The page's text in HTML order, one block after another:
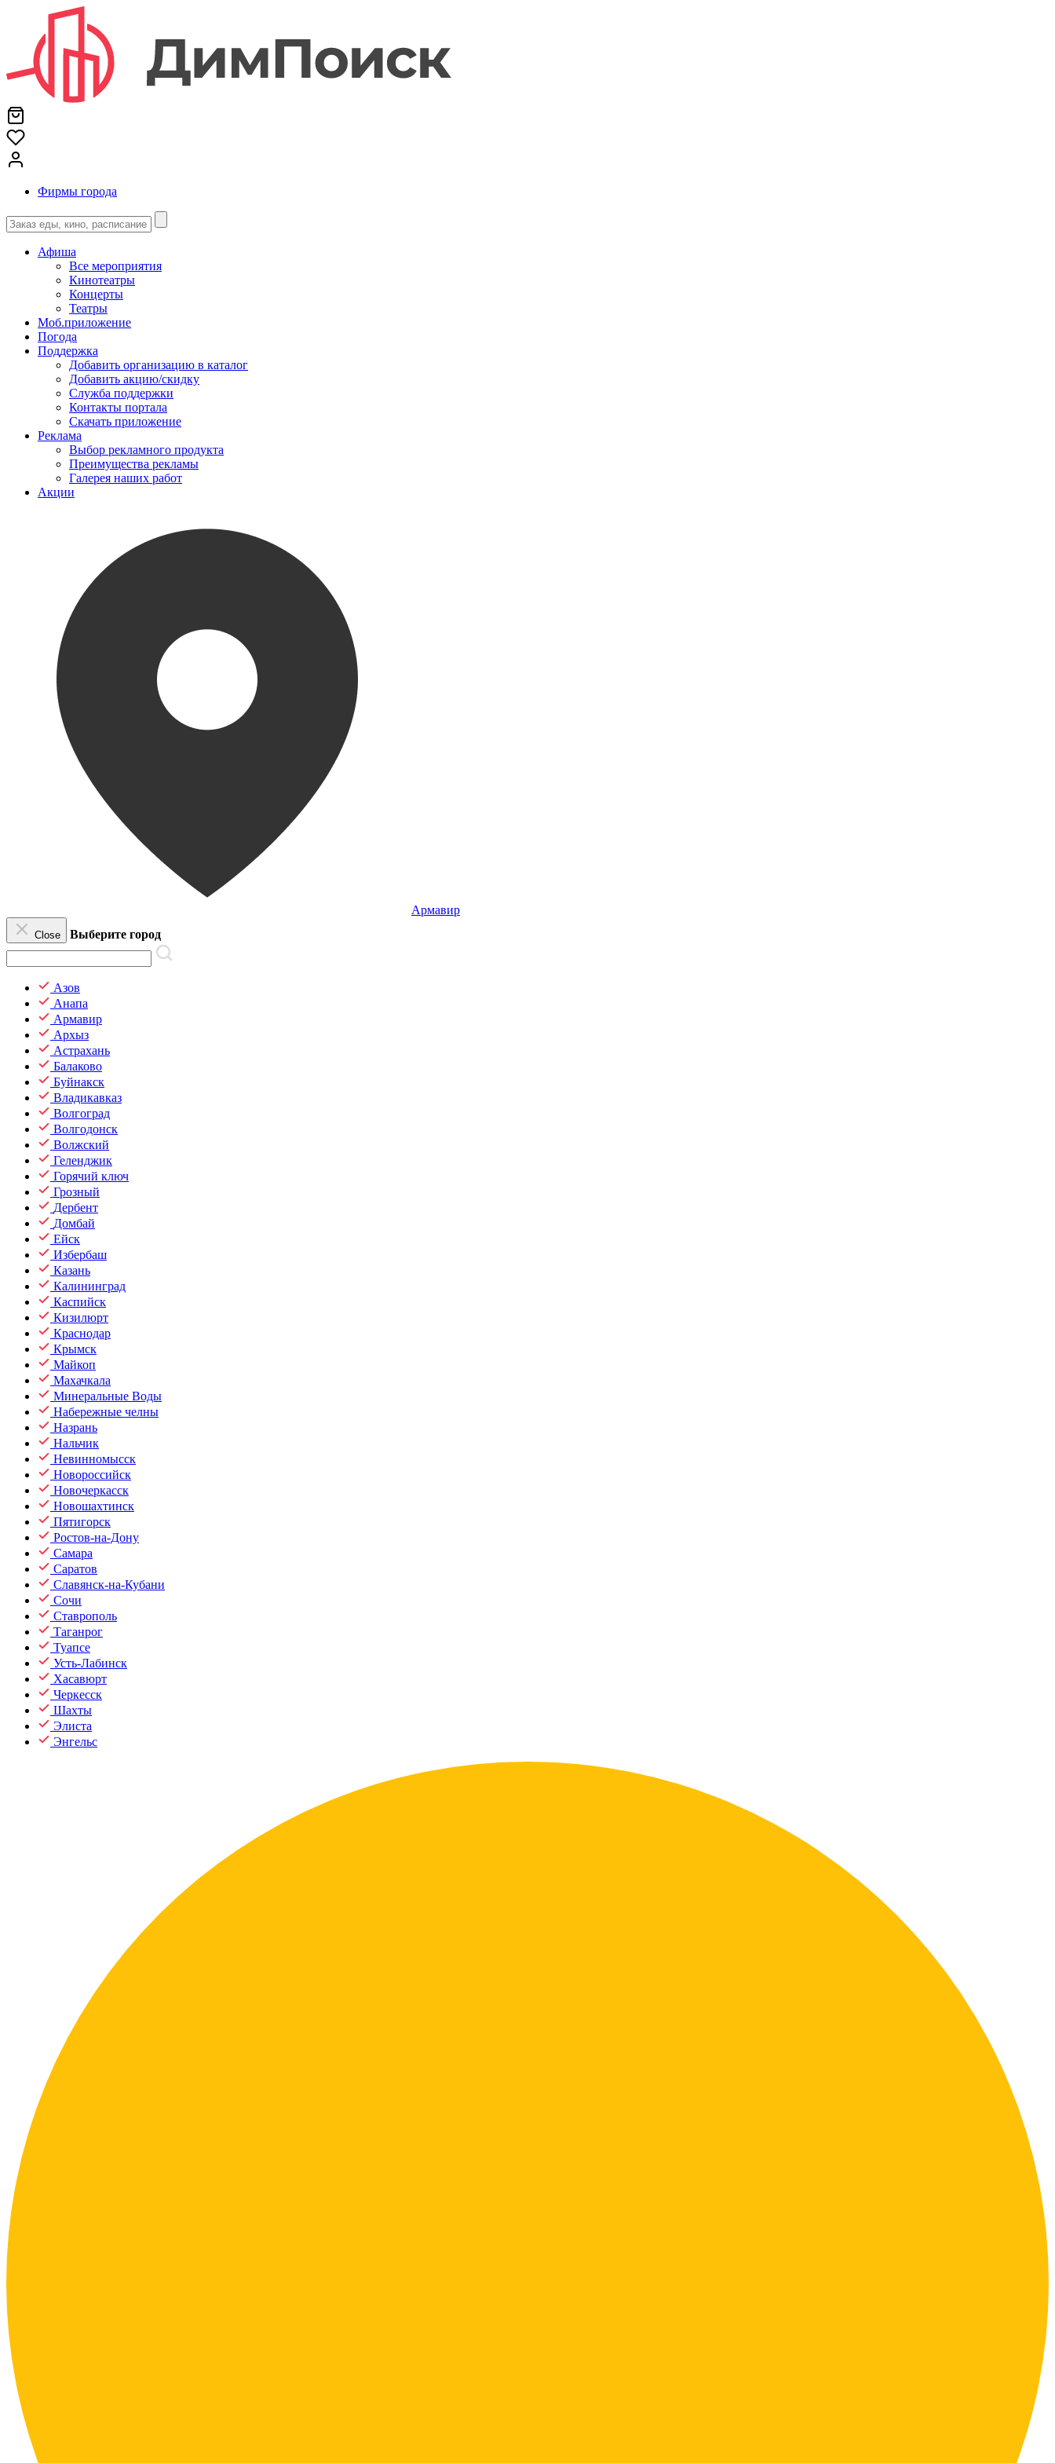
Фирмы города
Афиша
Все мероприятия
Кинотеатры
Концерты
Театры
Моб.приложение
Погода
Поддержка
Добавить организацию в каталог
Добавить акцию/скидку
Служба поддержки
Контакты портала
Скачать приложение
Реклама
Выбор рекламного продукта
Преимущества рекламы
Галерея наших работ
Акции
Армавир
Close Выберите город
Азов
Анапа
Армавир
Архыз
Астрахань
Балаково
Буйнакск
Владикавказ
Волгоград
Волгодонск
Волжский
Геленджик
Горячий ключ
Грозный
Дербент
Домбай
Ейск
Избербаш
Казань
Калининград
Каспийск
Кизилюрт
Краснодар
Крымск
Майкоп
Махачкала
Минеральные Воды
Набережные челны
Назрань
Нальчик
Невинномысск
Новороссийск
Новочеркасск
Новошахтинск
Пятигорск
Ростов-на-Дону
Самара
Саратов
Славянск-на-Кубани
Сочи
Ставрополь
Таганрог
Туапсе
Усть-Лабинск
Хасавюрт
Черкесск
Шахты
Элиста
Энгельс